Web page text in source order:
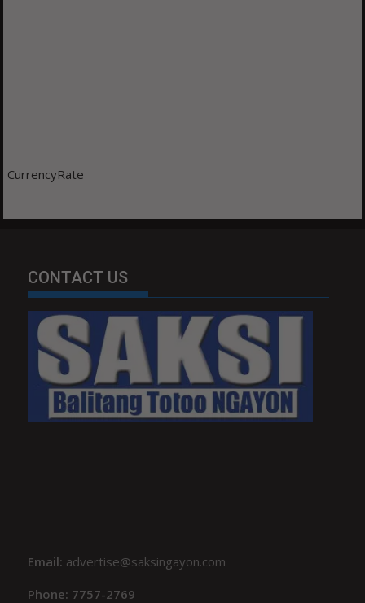
CurrencyRate
CONTACT US
Email: advertise@saksingayon.com
Phone: 7757-2769